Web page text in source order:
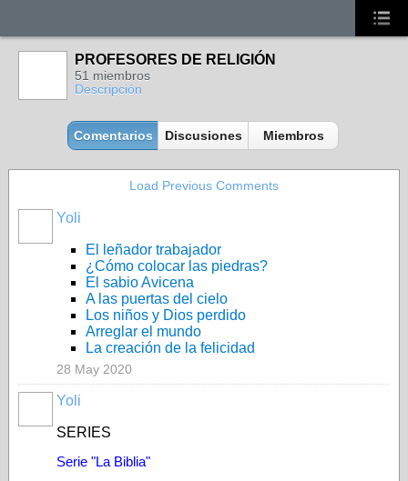
PROFESORES DE RELIGIÓN
51 miembros
Descripción
Comentarios Discusiones Miembros
Load Previous Comments
Yoli
El leñador trabajador
¿Cómo colocar las piedras?
El sabio Avicena
A las puertas del cielo
Los niños y Dios perdido
Arreglar el mundo
La creación de la felicidad
28 May 2020
Yoli
SERIES
Serie "La Biblia"